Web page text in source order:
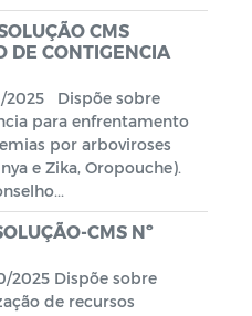
CMS
DE CONTIGENCIA
2025 Dispõe sobre
para enfrentamento
por arboviroses
e Zika, Oropouche).
CMS Nº
2025 Dispõe sobre
de recursos